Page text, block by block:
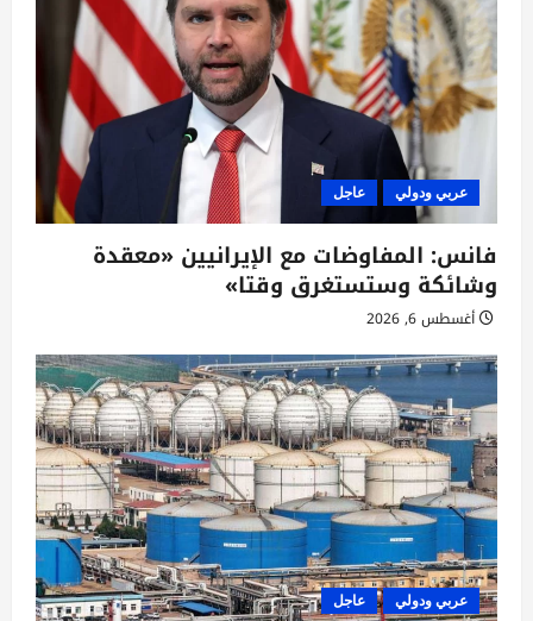
عربي ودولي عاجل
فانس: المفاوضات مع الإيرانيين «معقدة
وشائكة وستستغرق وقتا»
أغسطس 6, 2026
عربي ودولي عاجل